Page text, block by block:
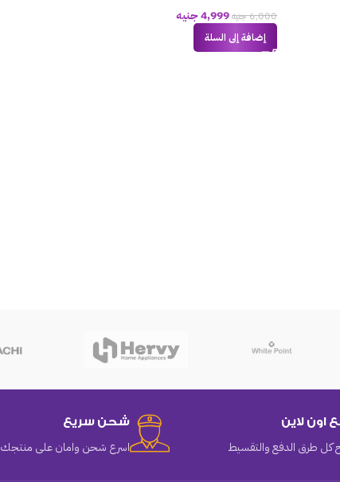
6,000جنيه4,999جنيه
إضافة إلى السلة
اون لاين
كل طرق الدفع والتقسيط
شحن سريع
اسرع شحن وامان على منتجك